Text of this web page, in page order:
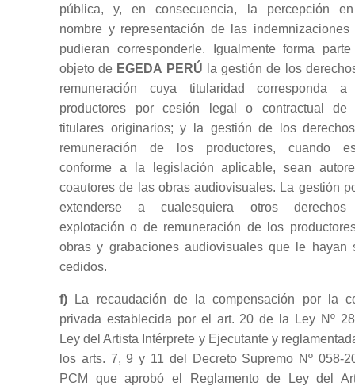
pública, y, en consecuencia, la percepción
nombre y representación de las indemnizaciones
pudieran corresponderle. Igualmente forma
objeto de EGEDA PERÚ la gestión de los
remuneración cuya titularidad corresponda
productores por cesión legal o contractual de
titulares originarios; y la gestión de los
remuneración de los productores, cuando
conforme a la legislación aplicable, sean
coautores de las obras audiovisuales. La gestión
extenderse a cualesquiera otros
explotación o de remuneración de los
obras y grabaciones audiovisuales que le hayan
cedidos.
f) La recaudación de la compensación por la
privada establecida por el art. 20 de la Ley Nº
Ley del Artista Intérprete y Ejecutante y
los arts. 7, 9 y 11 del Decreto Supremo Nº 058-
PCM que aprobó el Reglamento de Ley del